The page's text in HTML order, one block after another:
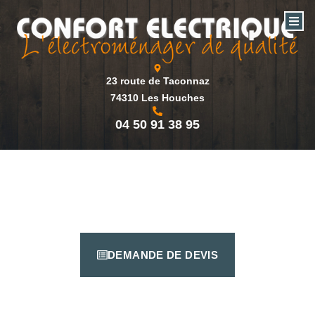
23 route de Taconnaz
74310 Les Houches
04 50 91 38 95
DEMANDE DE DEVIS